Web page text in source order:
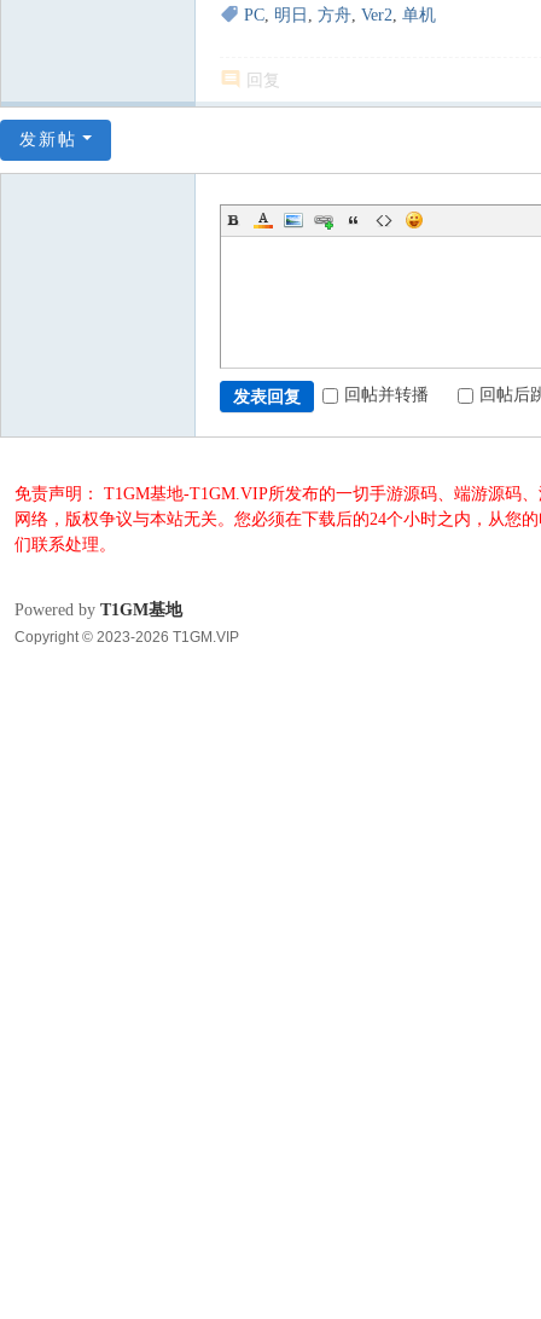
PC, 明日 , 方舟, Ver2, 单机
回复
发新帖
发表回复 回帖并转播 回帖后
免责声明： T1GM基地-T1GM.VIP所发布的一切手游源码、端游源码
网络，版权争议与本站无关。您必须在下载后的24个小时之内，从您
们联系处理。
Powered by T1GM基地
Copyright © 2023-2026 T1GM.VIP